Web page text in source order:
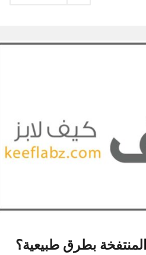
بطرق طبيعية؟